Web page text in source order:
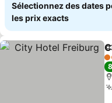
Sélectionnez des dates
les prix exacts
3